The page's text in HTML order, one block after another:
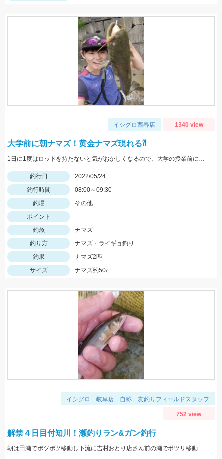
イシグロ西春店 1340 view
大学前に朝ナマズ！黄金ナマズ現れる⁈
1日に1度はロッドを持たないと気がおかしくなるので、大学の授業前にナマズと遊んできました。
釣行日
2022/05/24
釣行時間
08:00～09:30
釣場
その他
ポイント
釣魚
ナマズ
釣り方
ナマズ・ライギョ釣り
釣果
ナマズ2匹
サイズ
ナマズ約50㎝
イシグロ 岐阜店 自称 友釣りフィールドスタッフ
752 view
解禁４日目付知川！瀬釣りラン&ガン釣行
朝は田瀬でポツポツ移動し下流に吉村おとり店さん前の瀬でポツリ移動し上流いなりはし下流の瀬の中でポツポツσ(^_^;)